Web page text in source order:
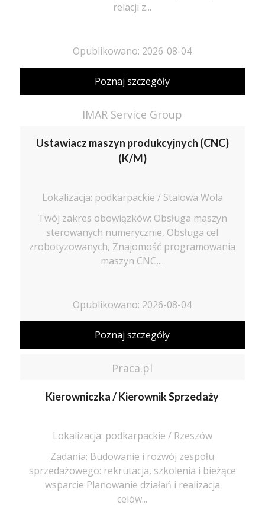
relacji z...
Opublikowano: 2026-08-04
Poznaj szczegóły
IMAR Service Group
Ustawiacz maszyn produkcyjnych (CNC)
(K/M)
Lokalizacja: podkarpackie / Stalowa Wola
Twój zakres obowiązków: Obsługa maszyn
sterowanych numerycznie, Obsługa cel
zrobotyzowanych, Znajomość programowania
maszyn CNC,...
Opublikowano: 2026-08-04
Poznaj szczegóły
Praca.pl
Kierowniczka / Kierownik Sprzedaży
Lokalizacja: podkarpackie / Rzeszów
Zadania: Budowanie i rozwój zespołu
sprzedażowego: rekrutacja, szkolenia i bieżące
wsparcie Planowanie działań i realizacja
celów...